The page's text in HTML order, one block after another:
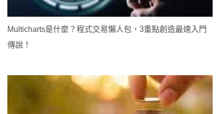
Multicharts是什麼？程式交易懶人包，3重點創造最速入門
傳說！